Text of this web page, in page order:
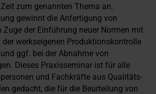
zum genannten Thema an.
gewinnt die Anfertigung von
der Einführung neuer Normen mit
werkseigenen Produktionskontrolle
ggf. bei der Abnahme von
Dieses Praxisseminar ist für alle
und Fachkräfte aus Qualitäts-
gedacht, die für die Beurteilung von